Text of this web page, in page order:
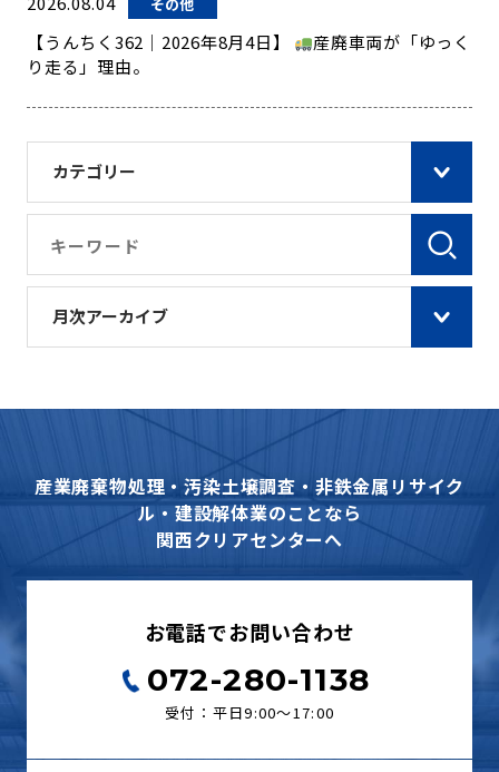
カテゴリー
月次アーカイブ
【うんちく362｜2026年8月4日】
産廃車両が「ゆっく
り走る」理由。
産業廃棄物処理・汚染土壌調査・非鉄金属リサイク
ル・建設解体業のことなら
関西クリアセンターへ
お電話でお問い合わせ
072-280-1138
受付：平日9:00〜17:00